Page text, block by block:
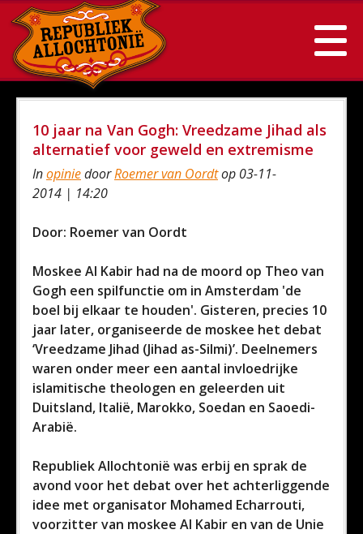
10 jaar na Van Gogh: Vreedzame Jihad als
alternatief voor geweld en extremisme
InopiniedoorRoemer van Oordtop 03-11-
2014 | 14:20
Door: Roemer van Oordt
Moskee Al Kabir had na de moord op Theo van
Gogh een spilfunctie om in Amsterdam 'de
boel bij elkaar te houden'. Gisteren, precies 10
jaar later, organiseerde de moskee het debat
‘Vreedzame Jihad (Jihad as-Silmi)’. Deelnemers
waren onder meer een aantal invloedrijke
islamitische theologen en geleerden uit
Duitsland, Italië, Marokko, Soedan en Saoedi-
Arabië.
Republiek Allochtonië was erbij en sprak de
avond voor het debat over het achterliggende
idee met organisator Mohamed Echarrouti,
voorzitter van moskee Al Kabir en van de Unie